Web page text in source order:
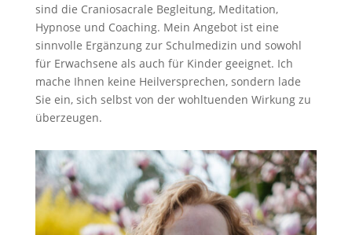
sind die Craniosacrale Begleitung, Meditation,
Hypnose und Coaching. Mein Angebot ist eine
sinnvolle Ergänzung zur Schulmedizin und sowohl
für Erwachsene als auch für Kinder geeignet. Ich
mache Ihnen keine Heilversprechen, sondern lade
Sie ein, sich selbst von der wohltuenden Wirkung zu
überzeugen.